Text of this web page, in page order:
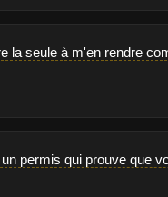
la seule à m'en rendre
permis qui prouve que